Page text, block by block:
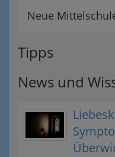
Neue
Tipps
News und